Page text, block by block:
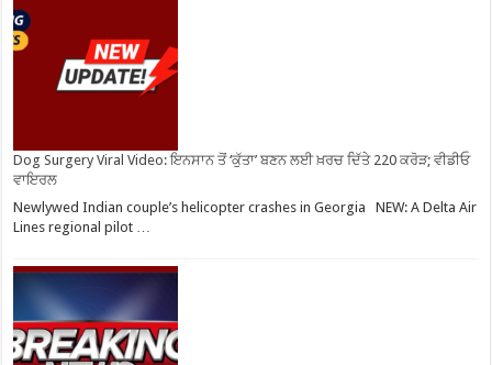
Dog Surgery Viral Video: ਇਨਸਾਨ ਤੋਂ ‘ਕੁੱਤਾ’ ਬਣਨ ਲਈ ਖ਼ਰਚ ਦਿੱਤੇ 220 ਕਰੋੜ; ਵੀਡੀਓ
ਵਾਇਰਲ
Newlywed Indian couple’s helicopter crashes in Georgia NEW: A Delta Air
Lines regional pilot …